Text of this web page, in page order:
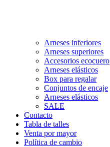
Arneses inferiores
Arneses superiores
Accesorios ecocuero
Arneses elásticos
Box para regalar
Conjuntos de encaje
Arneses elásticos
SALE
Contacto
Tabla de talles
Venta por mayor
Política de cambio